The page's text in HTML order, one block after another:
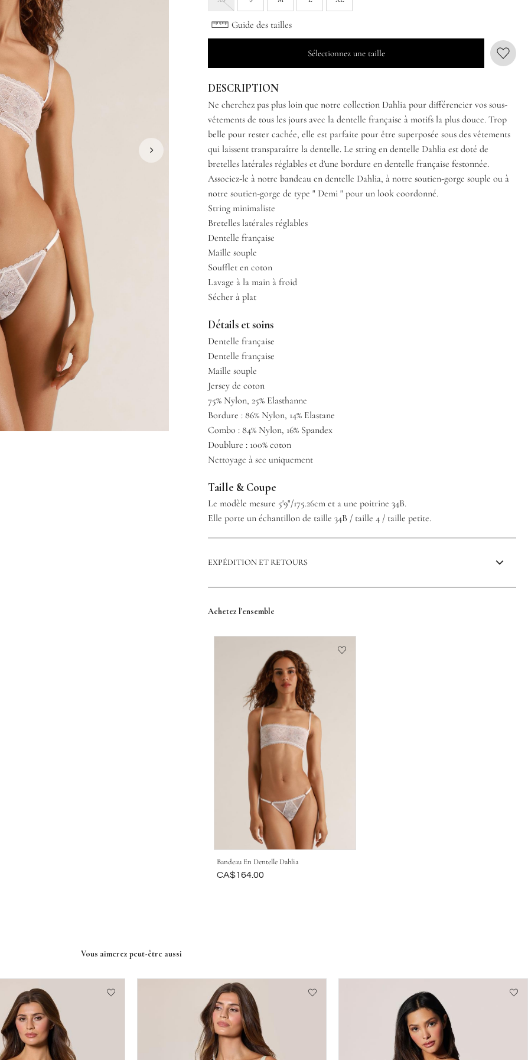
Guide des tailles
Sélectionnez une taille
DESCRIPTION
Ne cherchez pas plus loin que notre collection Dahlia pour différencier vos sous-
vêtements de tous les jours avec la dentelle française à motifs la plus douce. Trop
belle pour rester cachée, elle est parfaite pour être superposée sous des vêtements
qui laissent transparaître la dentelle. Le string en dentelle Dahlia est doté de
bretelles latérales réglables et d'une bordure en dentelle française festonnée.
Associez-le à notre bandeau en dentelle Dahlia, à notre soutien-gorge souple ou à
notre soutien-gorge de type " Demi " pour un look coordonné.
String minimaliste
Bretelles latérales réglables
Dentelle française
Maille souple
Soufflet en coton
Lavage à la main à froid
Sécher à plat
Détails et soins
Dentelle française
Dentelle française
Maille souple
Jersey de coton
75% Nylon, 25% Elasthanne
Bordure : 86% Nylon, 14% Elastane
Combo : 84% Nylon, 16% Spandex
Doublure : 100% coton
Nettoyage à sec uniquement
Taille & Coupe
Le modèle mesure 5'9"/175.26cm et a une poitrine 34B.
Elle porte un échantillon de taille 34B / taille 4 / taille petite.
EXPÉDITION ET RETOURS
Achetez l'ensemble
Bandeau En Dentelle Dahlia
Était
CA$164.00
Vous aimerez peut-être aussi